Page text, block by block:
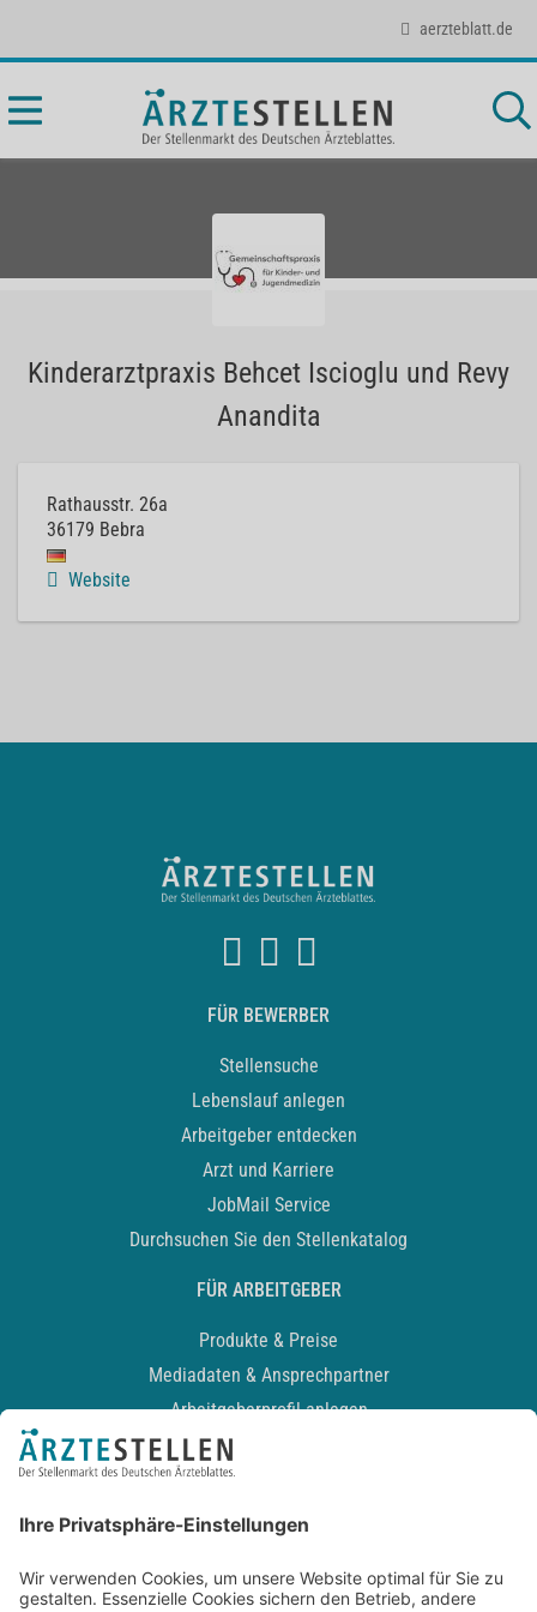
aerzteblatt.de
Kinderarztpraxis Behcet Iscioglu und Revy
Anandita
Rathausstr. 26a
36179 Bebra
Website
FÜR BEWERBER
Stellensuche
Lebenslauf anlegen
Arbeitgeber entdecken
Arzt und Karriere
JobMail Service
Durchsuchen Sie den Stellenkatalog
FÜR ARBEITGEBER
Produkte & Preise
Mediadaten & Ansprechpartner
Arbeitgeberprofil anlegen
Recruiting-Podcast
Kontakt